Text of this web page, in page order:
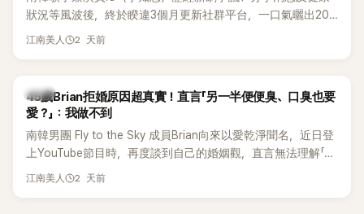
狀況等風波後，終於睽違3個月更新社群平台，一口氣曬出20
張近況照，讓大批粉絲又驚又喜。不過，比起照片本身，更引
江南美人 2 天前
韓星
45歲Brian拒婚原因超真實！直言「另一半便便臭、口臭也要
愛？」：我做不到
南韓男團 Fly to the Sky 成員Brian向來以愛乾淨聞名，近日登
上YouTube節目時，再度談到自己的婚姻觀，直言無法理解「連
另一半的口臭、便便臭都要愛」這種說法，更大方表明自己是不
江南美人 2 天前